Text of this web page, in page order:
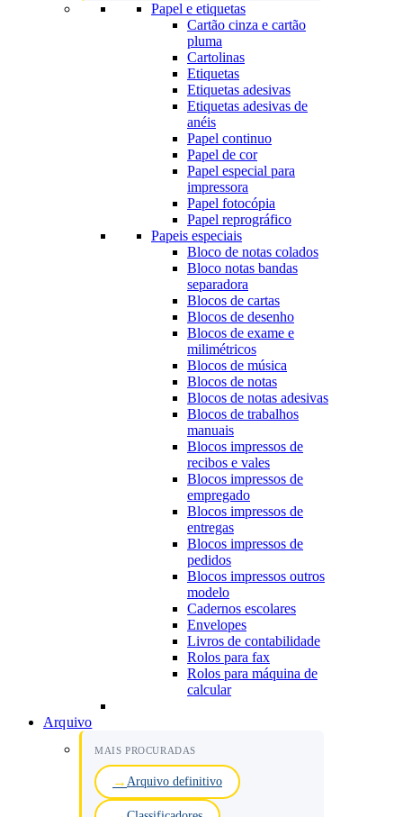
Papel e etiquetas
Cartão cinza e cartão
pluma
Cartolinas
Etiquetas
Etiquetas adesivas
Etiquetas adesivas de
anéis
Papel continuo
Papel de cor
Papel especial para
impressora
Papel fotocópia
Papel reprográfico
Papeis especiais
Bloco de notas colados
Bloco notas bandas
separadora
Blocos de cartas
Blocos de desenho
Blocos de exame e
milimétricos
Blocos de música
Blocos de notas
Blocos de notas adesivas
Blocos de trabalhos
manuais
Blocos impressos de
recibos e vales
Blocos impressos de
empregado
Blocos impressos de
entregas
Blocos impressos de
pedidos
Blocos impressos outros
modelo
Cadernos escolares
Envelopes
Livros de contabilidade
Rolos para fax
Rolos para máquina de
calcular
Arquivo
MAIS PROCURADAS
Arquivo definitivo